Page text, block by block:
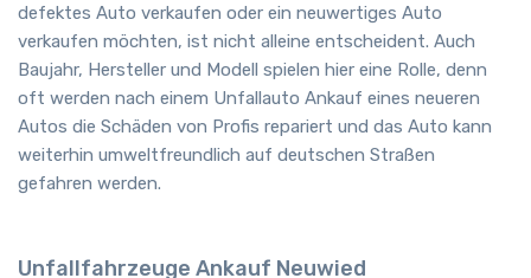
defektes Auto verkaufen oder ein neuwertiges Auto
verkaufen möchten, ist nicht alleine entscheident. Auch
Baujahr, Hersteller und Modell spielen hier eine Rolle, denn
oft werden nach einem Unfallauto Ankauf eines neueren
Autos die Schäden von Profis repariert und das Auto kann
weiterhin umweltfreundlich auf deutschen Straßen
gefahren werden.
Unfallfahrzeuge Ankauf Neuwied